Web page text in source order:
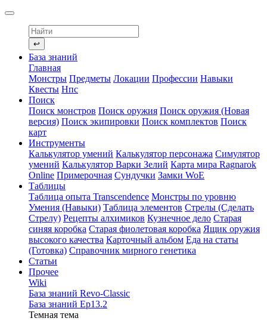
↩
База знаний
Главная
Монстры Предметы Локации Профессии Навыки
Квесты Нпс
Поиск
Поиск монстров Поиск оружия Поиск оружия (Новая
версия) Поиск экипировки Поиск комплектов Поиск
карт
Инструменты
Калькулятор умений Калькулятор персонажа Симулятор
умений Калькулятор Варки Зелий Карта мира Ragnarok
Online Примерочная Сундучки Замки WoE
Таблицы
Таблица опыта Transcendence Монстры по уровню
Умения (Навыки) Таблица элементов Стрелы (Сделать
Стрелу) Рецепты алхимиков Кузнечное дело Старая
синяя коробка Старая фиолетовая коробка Ящик оружия
высокого качества Карточный альбом Еда на статы
(Готовка) Справочник мирного генетика
Статьи
Прочее
Wiki
База знаний Revo-Classic
База знаний Ep13.2
Темная тема